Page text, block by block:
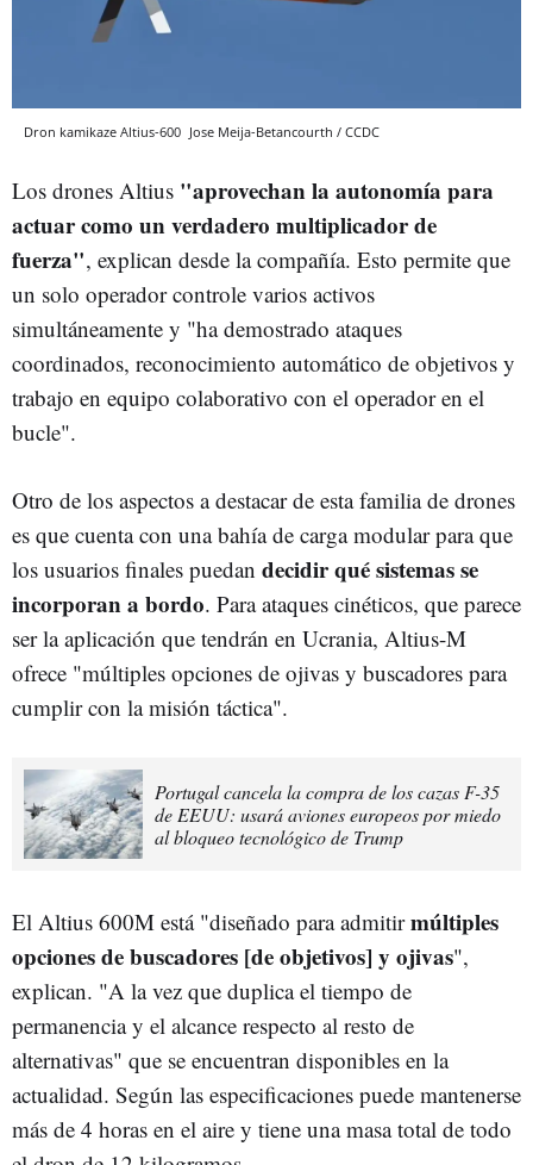
Dron kamikaze Altius-600 Jose Meija-Betancourth / CCDC
Los drones Altius "aprovechan la autonomía para
actuar como un verdadero multiplicador de
fuerza", explican desde la compañía. Esto permite que
un solo operador controle varios activos
simultáneamente y "ha demostrado ataques
coordinados, reconocimiento automático de objetivos y
trabajo en equipo colaborativo con el operador en el
bucle".
Otro de los aspectos a destacar de esta familia de drones
es que cuenta con una bahía de carga modular para que
los usuarios finales puedan decidir qué sistemas se
incorporan a bordo. Para ataques cinéticos, que parece
ser la aplicación que tendrán en Ucrania, Altius-M
ofrece "múltiples opciones de ojivas y buscadores para
cumplir con la misión táctica".
Portugal cancela la compra de los cazas F-35
de EEUU: usará aviones europeos por miedo
al bloqueo tecnológico de Trump
El Altius 600M está "diseñado para admitirmúltiples
opciones de buscadores [de objetivos] y ojivas",
explican. "A la vez que duplica el tiempo de
permanencia y el alcance respecto al resto de
alternativas" que se encuentran disponibles en la
actualidad. Según las especificaciones puede mantenerse
más de 4 horas en el aire y tiene una masa total de todo